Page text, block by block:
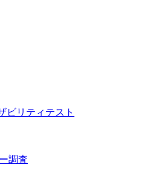
ビリティテスト
調査